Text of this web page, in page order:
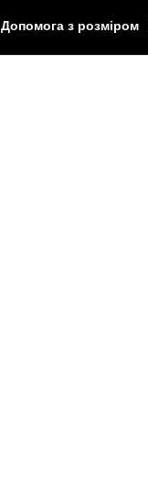
Допомога з розміром